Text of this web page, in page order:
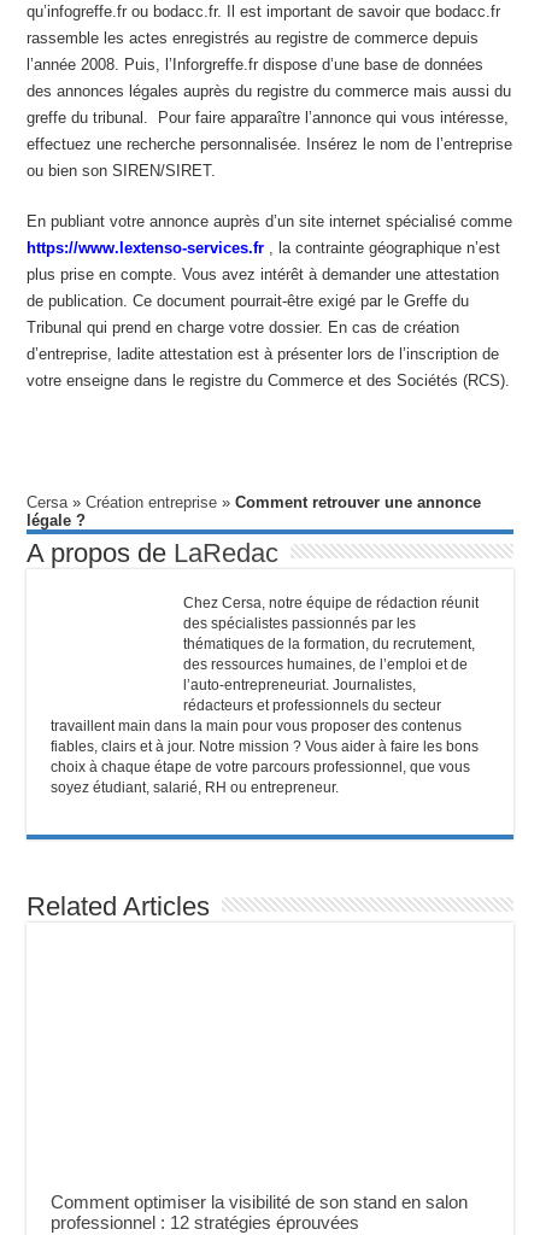
qu’infogreffe.fr ou bodacc.fr. Il est important de savoir que bodacc.fr
rassemble les actes enregistrés au registre de commerce depuis
l’année 2008. Puis, l’Inforgreffe.fr dispose d’une base de données
des annonces légales auprès du registre du commerce mais aussi du
greffe du tribunal. Pour faire apparaître l’annonce qui vous intéresse,
effectuez une recherche personnalisée. Insérez le nom de l’entreprise
ou bien son SIREN/SIRET.
En publiant votre annonce auprès d’un site internet spécialisé comme
https://www.lextenso-services.fr , la contrainte géographique n’est
plus prise en compte. Vous avez intérêt à demander une attestation
de publication. Ce document pourrait-être exigé par le Greffe du
Tribunal qui prend en charge votre dossier. En cas de création
d’entreprise, ladite attestation est à présenter lors de l’inscription de
votre enseigne dans le registre du Commerce et des Sociétés (RCS).
Cersa»Création entreprise »Comment retrouver une annonce
légale ?
A propos de LaRedac
Chez Cersa, notre équipe de rédaction réunit
des spécialistes passionnés par les
thématiques de la formation, du recrutement,
des ressources humaines, de l’emploi et de
l’auto-entrepreneuriat. Journalistes,
rédacteurs et professionnels du secteur
travaillent main dans la main pour vous proposer des contenus
fiables, clairs et à jour. Notre mission ? Vous aider à faire les bons
choix à chaque étape de votre parcours professionnel, que vous
soyez étudiant, salarié, RH ou entrepreneur.
Related Articles
Comment optimiser la visibilité de son stand en salon
professionnel : 12 stratégies éprouvées